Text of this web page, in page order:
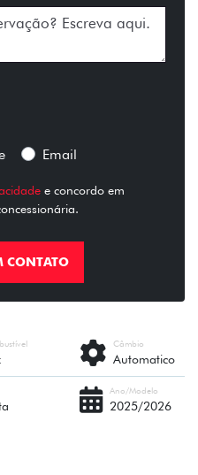
Email
e concordo em
CONTATO
Câmbio
Automatico
Ano/Modelo
2025/2026